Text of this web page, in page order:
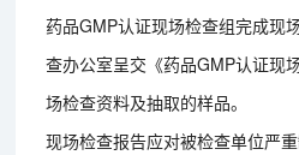
药品GMP认证现场检查组完成现
查办公室呈交《药品GMP认证现
场检查资料及抽取的样品。
现场检查报告应对被检查单位严